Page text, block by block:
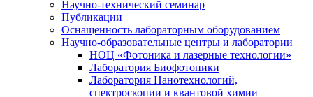
Научно-технический семинар
Публикации
Оснащенность лабораторным оборудованием
Научно-образовательные центры и лаборатории
НОЦ «Фотоника и лазерные технологии»
Лаборатория Биофотоники
Лаборатория Нанотехнологий,
спектроскопии и квантовой химии